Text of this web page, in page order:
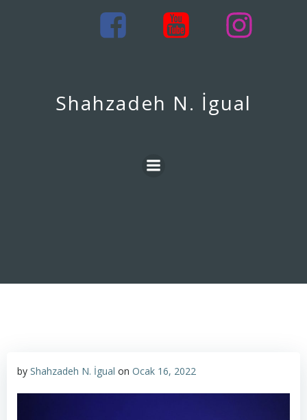
geç
Shahzadeh N. İgual
by Shahzadeh N. İgual on Ocak 16, 2022